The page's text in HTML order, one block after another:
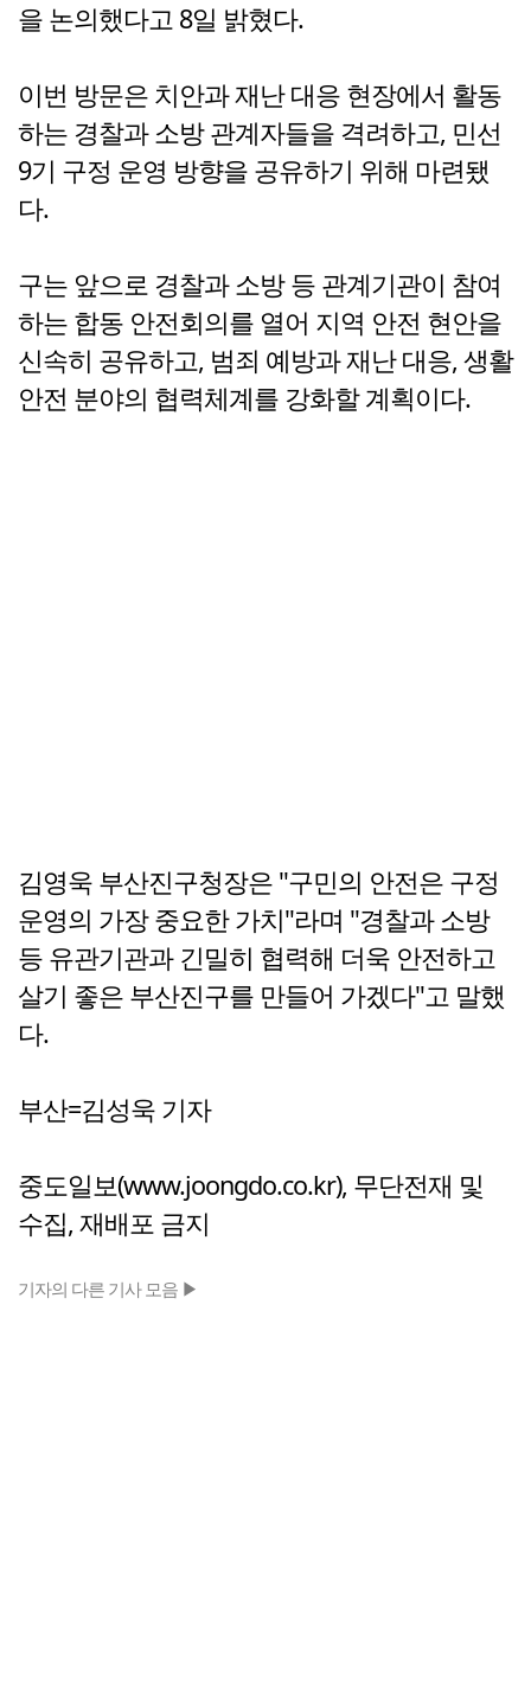
을 논의했다고 8일 밝혔다.
이번 방문은 치안과 재난 대응 현장에서 활동
하는 경찰과 소방 관계자들을 격려하고, 민선
9기 구정 운영 방향을 공유하기 위해 마련됐
다.
구는 앞으로 경찰과 소방 등 관계기관이 참여
하는 합동 안전회의를 열어 지역 안전 현안을
신속히 공유하고, 범죄 예방과 재난 대응, 생활
안전 분야의 협력체계를 강화할 계획이다.
김영욱 부산진구청장은 "구민의 안전은 구정
운영의 가장 중요한 가치"라며 "경찰과 소방
등 유관기관과 긴밀히 협력해 더욱 안전하고
살기 좋은 부산진구를 만들어 가겠다"고 말했
다.
부산=김성욱 기자
중도일보(www.joongdo.co.kr), 무단전재 및
수집, 재배포 금지
기자의 다른 기사 모음 ▶